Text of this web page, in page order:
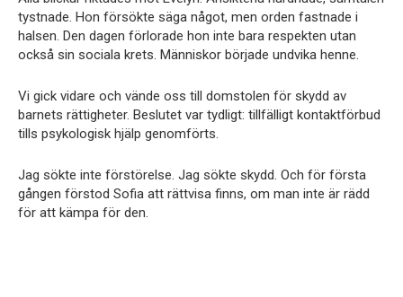
tystnade. Hon försökte säga något, men orden fastnade i
halsen. Den dagen förlorade hon inte bara respekten utan
också sin sociala krets. Människor började undvika henne.
Vi gick vidare och vände oss till domstolen för skydd av
barnets rättigheter. Beslutet var tydligt: tillfälligt kontaktförbud
tills psykologisk hjälp genomförts.
Jag sökte inte förstörelse. Jag sökte skydd. Och för första
gången förstod Sofia att rättvisa finns, om man inte är rädd
för att kämpa för den.